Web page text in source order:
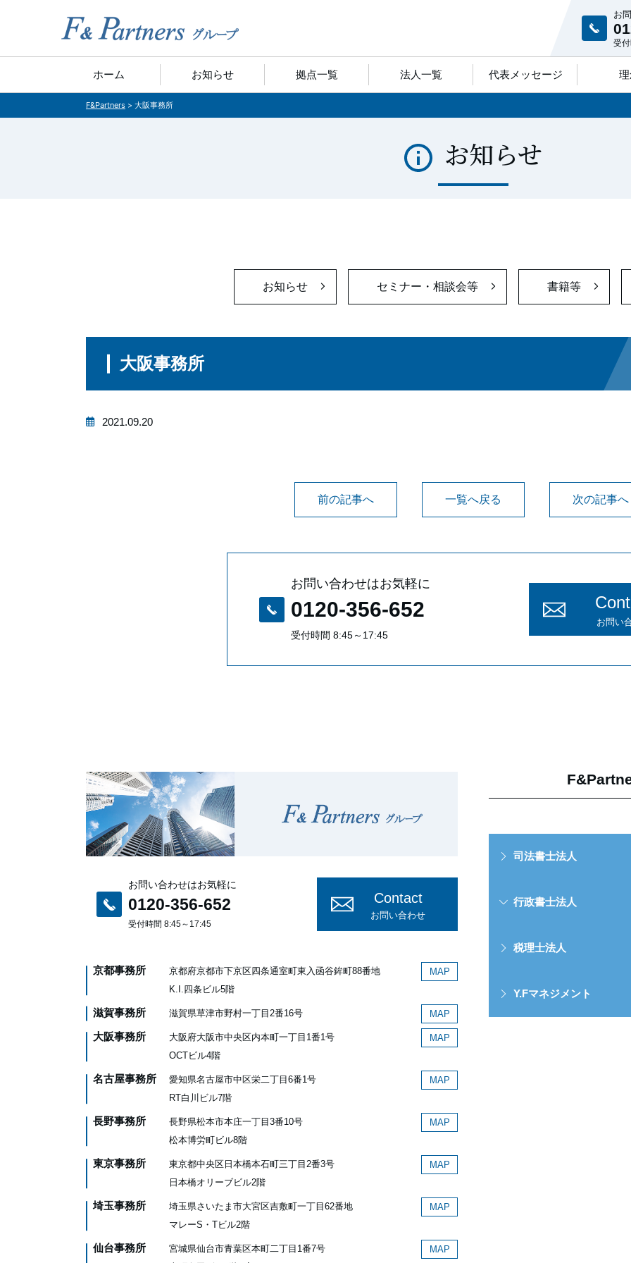
お
受
ホーム お知らせ 拠点一覧 法人一覧 代表メッセージ
お知らせ
F&Partners > 大阪事務所
お知らせ セミナー・相談会等 書籍等
大阪事務所
2021.09.20
前の記事へ 一覧へ戻る 次の記事へ
お問い合わせはお気軽に
0120-356-652
受付時間 8:45～17:45
お問い
お問い合わせはお気軽に
0120-356-652
受付時間 8:45～17:45
Contact
お問い合わせ
京都事務所
京都府京都市下京区四条通室町東入函谷鉾町88番地
K.I.四条ビル5階
MAP
滋賀事務所 滋賀県草津市野村一丁目2番16号 MAP
大阪事務所
大阪府大阪市中央区内本町一丁目1番1号
OCTビル4階
MAP
名古屋事務所
愛知県名古屋市中区栄二丁目6番1号
RT白川ビル7階
MAP
長野事務所
長野県松本市本庄一丁目3番10号
松本博労町ビル8階
MAP
東京事務所
東京都中央区日本橋本石町三丁目2番3号
日本橋オリーブビル2階
MAP
埼玉事務所
埼玉県さいたま市大宮区吉敷町一丁目62番地
マレーS・Tビル2階
MAP
仙台事務所
宮城県仙台市青葉区本町二丁目1番7号
MAP
司法書士法人
行政書士法人
税理士法人
Y.Fマネジメント